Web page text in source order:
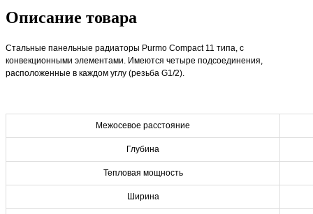
Описание товара
Стальные панельные радиаторы Purmo Compact 11 типа, с
конвекционными элементами. Имеются четыре подсоединения,
расположенные в каждом углу (резьба G1/2).
Межосевое расстояние
Глубина
Тепловая мощность
Ширина